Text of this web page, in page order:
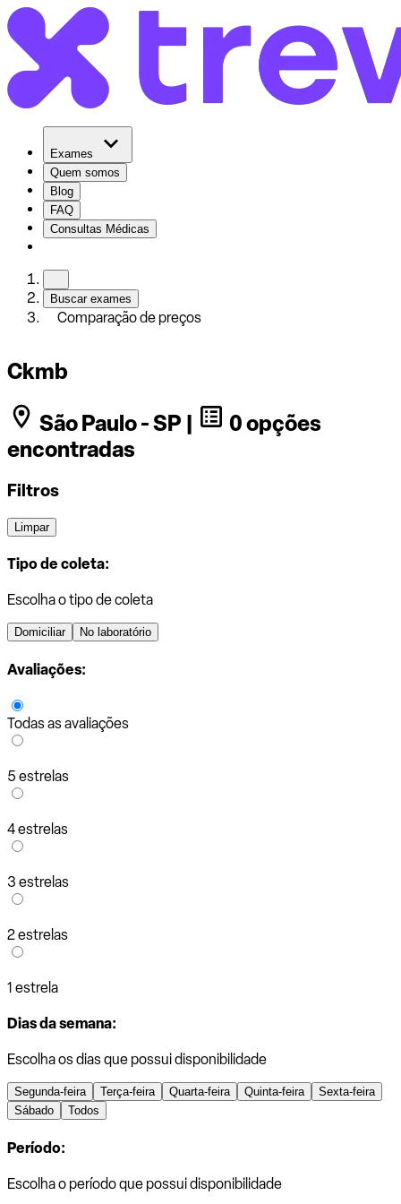
Exames
Quem somos
Blog
FAQ
Consultas Médicas
Buscar exames
Comparação de preços
Ckmb
São Paulo - SP |
0 opções
encontradas
Filtros
Limpar
Tipo de coleta:
Escolha o tipo de coleta
Domiciliar No laboratório
Avaliações:
Todas as avaliações
5 estrelas
4 estrelas
3 estrelas
2 estrelas
1 estrela
Dias da semana:
Escolha os dias que possui disponibilidade
Segunda-feira Terça-feira Quarta-feira Quinta-feira
Sexta-feira
Sábado
Todos
Período:
Escolha o período que possui disponibilidade